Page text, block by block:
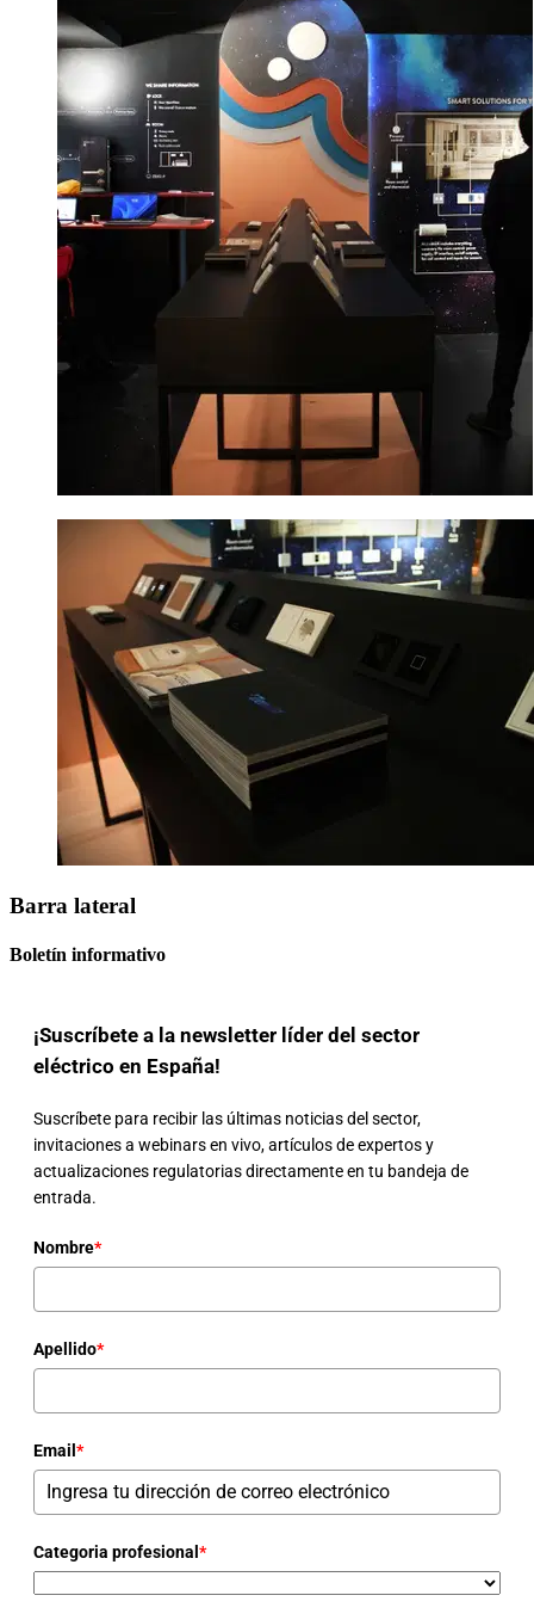
Barra lateral
Boletín informativo
¡Suscríbete a la newsletter líder del sector
eléctrico en España!
Suscríbete para recibir las últimas noticias del sector,
invitaciones a webinars en vivo, artículos de expertos y
actualizaciones regulatorias directamente en tu bandeja de
entrada.
Nombre*
Apellido*
Email *
Categoria profesional *